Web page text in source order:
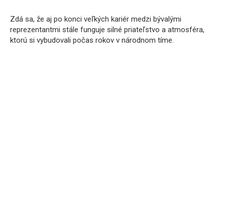
Zdá sa, že aj po konci veľkých kariér medzi bývalými
reprezentantmi stále funguje silné priateľstvo a atmosféra,
ktorú si vybudovali počas rokov v národnom tíme.